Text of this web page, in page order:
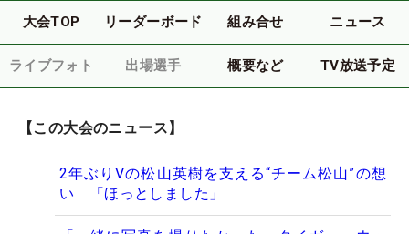
大会TOP リーダーボード 組み合せ ニュース
ライブフォト 出場選手 概要など TV放送予定
【この大会のニュース】
2年ぶりVの松山英樹を支える“チーム松山”の想
い 「ほっとしました」